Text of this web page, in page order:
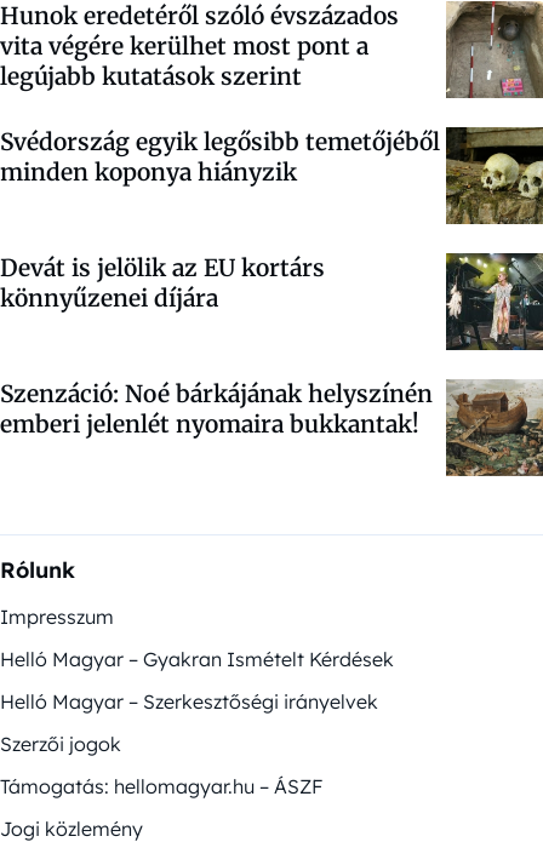
Hunok eredetéről szóló évszázados
vita végére kerülhet most pont a
legújabb kutatások szerint
Svédország egyik legősibb temetőjéből
minden koponya hiányzik
Devát is jelölik az EU kortárs
könnyűzenei díjára
Szenzáció: Noé bárkájának helyszínén
emberi jelenlét nyomaira bukkantak!
Rólunk
Impresszum
Helló Magyar – Gyakran Ismételt Kérdések
Helló Magyar – Szerkesztőségi irányelvek
Szerzői jogok
Támogatás: hellomagyar.hu – ÁSZF
Jogi közlemény